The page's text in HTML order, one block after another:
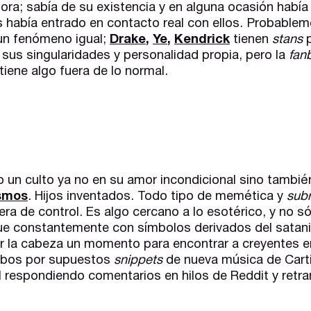
sabía de su existencia y en alguna ocasión
había entrado en contacto real con ellos.
fenómeno igual; Drake, Ye, Kendricktienen stans
singularidades y personalidad propia, pero la
algo fuera de lo normal.
un culto ya no en su amor incondicional sino
. Hijos inventados. Todo tipo de memética y
de control. Es algo cercano a lo esotérico, y no
constantemente con símbolos derivados del
la cabeza un momento para encontrar a creyentes
por supuestos snippetsde nueva música de
respondiendo comentarios en hilos de Reddit y